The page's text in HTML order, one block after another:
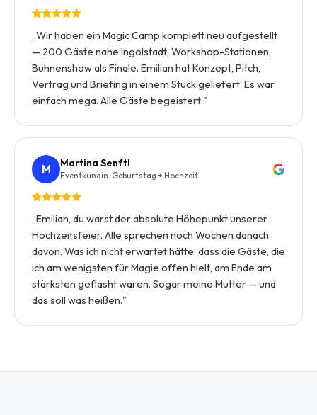
„Wir haben ein Magic Camp komplett neu aufgestellt
— 200 Gäste nahe Ingolstadt, Workshop-Stationen,
Bühnenshow als Finale. Emilian hat Konzept, Pitch,
Vertrag und Briefing in einem Stück geliefert. Es war
einfach mega. Alle Gäste begeistert."
M Martina Senftl
Eventkundin · Geburtstag + Hochzeit
„Emilian, du warst der absolute Höhepunkt unserer
Hochzeitsfeier. Alle sprechen noch Wochen danach
davon. Was ich nicht erwartet hätte: dass die Gäste, die
ich am wenigsten für Magie offen hielt, am Ende am
stärksten geflasht waren. Sogar meine Mutter — und
das soll was heißen."